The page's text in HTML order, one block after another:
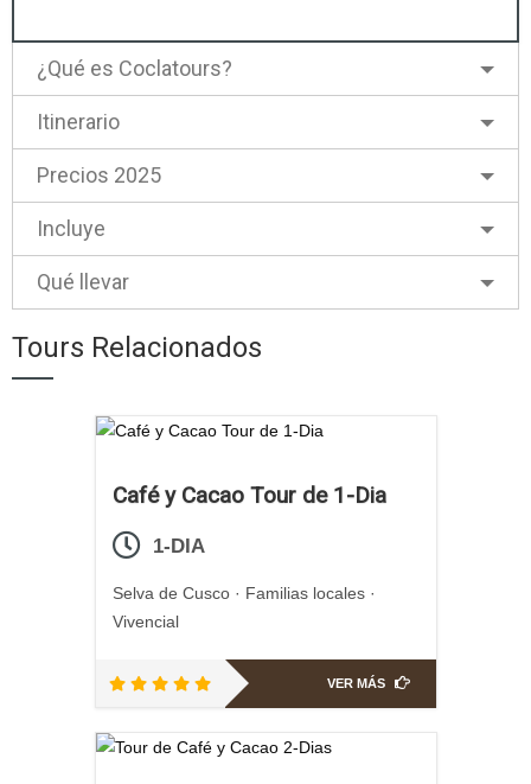
¿Qué es Coclatours?
Itinerario
Precios 2025
Incluye
Qué llevar
Tours Relacionados
Café y Cacao Tour de 1-Dia
1-DIA
Selva de Cusco · Familias locales ·
Vivencial
VER MÁS